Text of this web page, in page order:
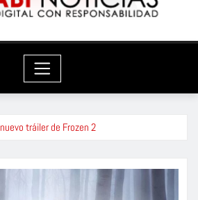
tráiler de Frozen 2